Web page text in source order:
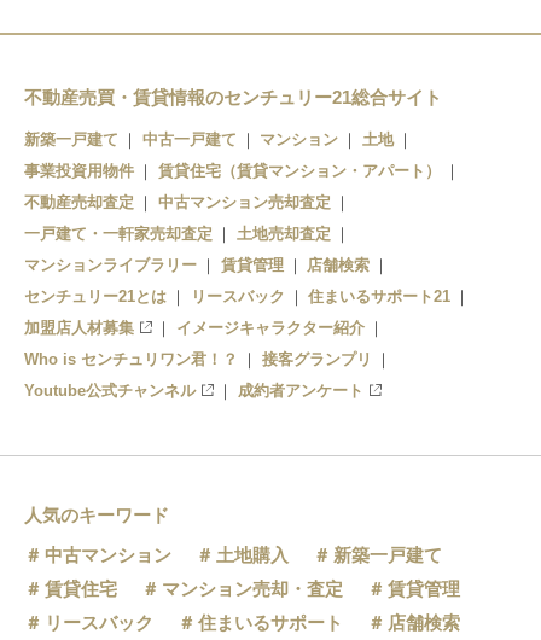
久寿川駅
今津駅
西宮駅
東鳴尾駅
洲先駅
武庫川団地前駅
不動産売買・賃貸情報のセンチュリー21総合サイト
新築一戸建て 中古一戸建て マンション
土地
事業投資用物件
賃貸住宅（賃貸マンション・アパート）
不動産売却査定
中古マンション売却査定
一戸建て・一軒家売却査定
土地売却査定
マンションライブラリー
賃貸管理
店舗検索
センチュリー21とは
リースバック
住まいるサポート21
加盟店人材募集
イメージキャラクター紹介
Who is センチュリワン君！？
接客グランプリ
Youtube公式チャンネル
成約者アンケート
人気のキーワード
中古マンション
土地購入
新築一戸建て
賃貸住宅
マンション売却・査定
賃貸管理
リースバック
住まいるサポート 店舗検索